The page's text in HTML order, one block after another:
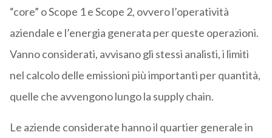
“core” o Scope 1 e Scope 2, ovvero l’operatività
aziendale e l’energia generata per queste operazioni.
Vanno considerati, avvisano gli stessi analisti, i limiti
nel calcolo delle emissioni più importanti per quantità,
quelle che avvengono lungo la supply chain.
Le aziende considerate hanno il quartier generale in